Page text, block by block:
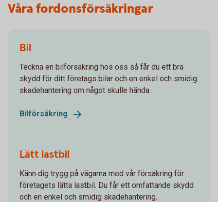
Våra fordonsförsäkringar
Bil
Teckna en bilförsäkring hos oss så får du ett bra
skydd för ditt företags bilar och en enkel och smidig
skadehantering om något skulle hända.
Bilförsäkring
Lätt lastbil
Känn dig trygg på vägarna med vår försäkring för
företagets lätta lastbil. Du får ett omfattande skydd
och en enkel och smidig skadehantering.